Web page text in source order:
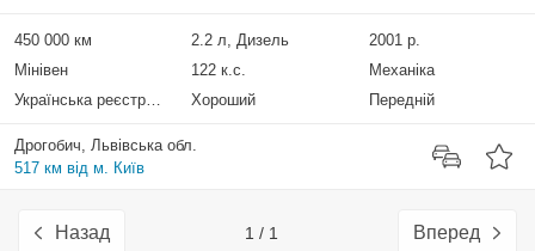
450 000 км 2.2 л, Дизель
2001 р.
Мінівен
122 к.с.
Механіка
Українська реєстрація
Хороший Передній
Дрогобич, Львівська обл.
517 км від м. Київ
Назад 1 / 1 Вперед